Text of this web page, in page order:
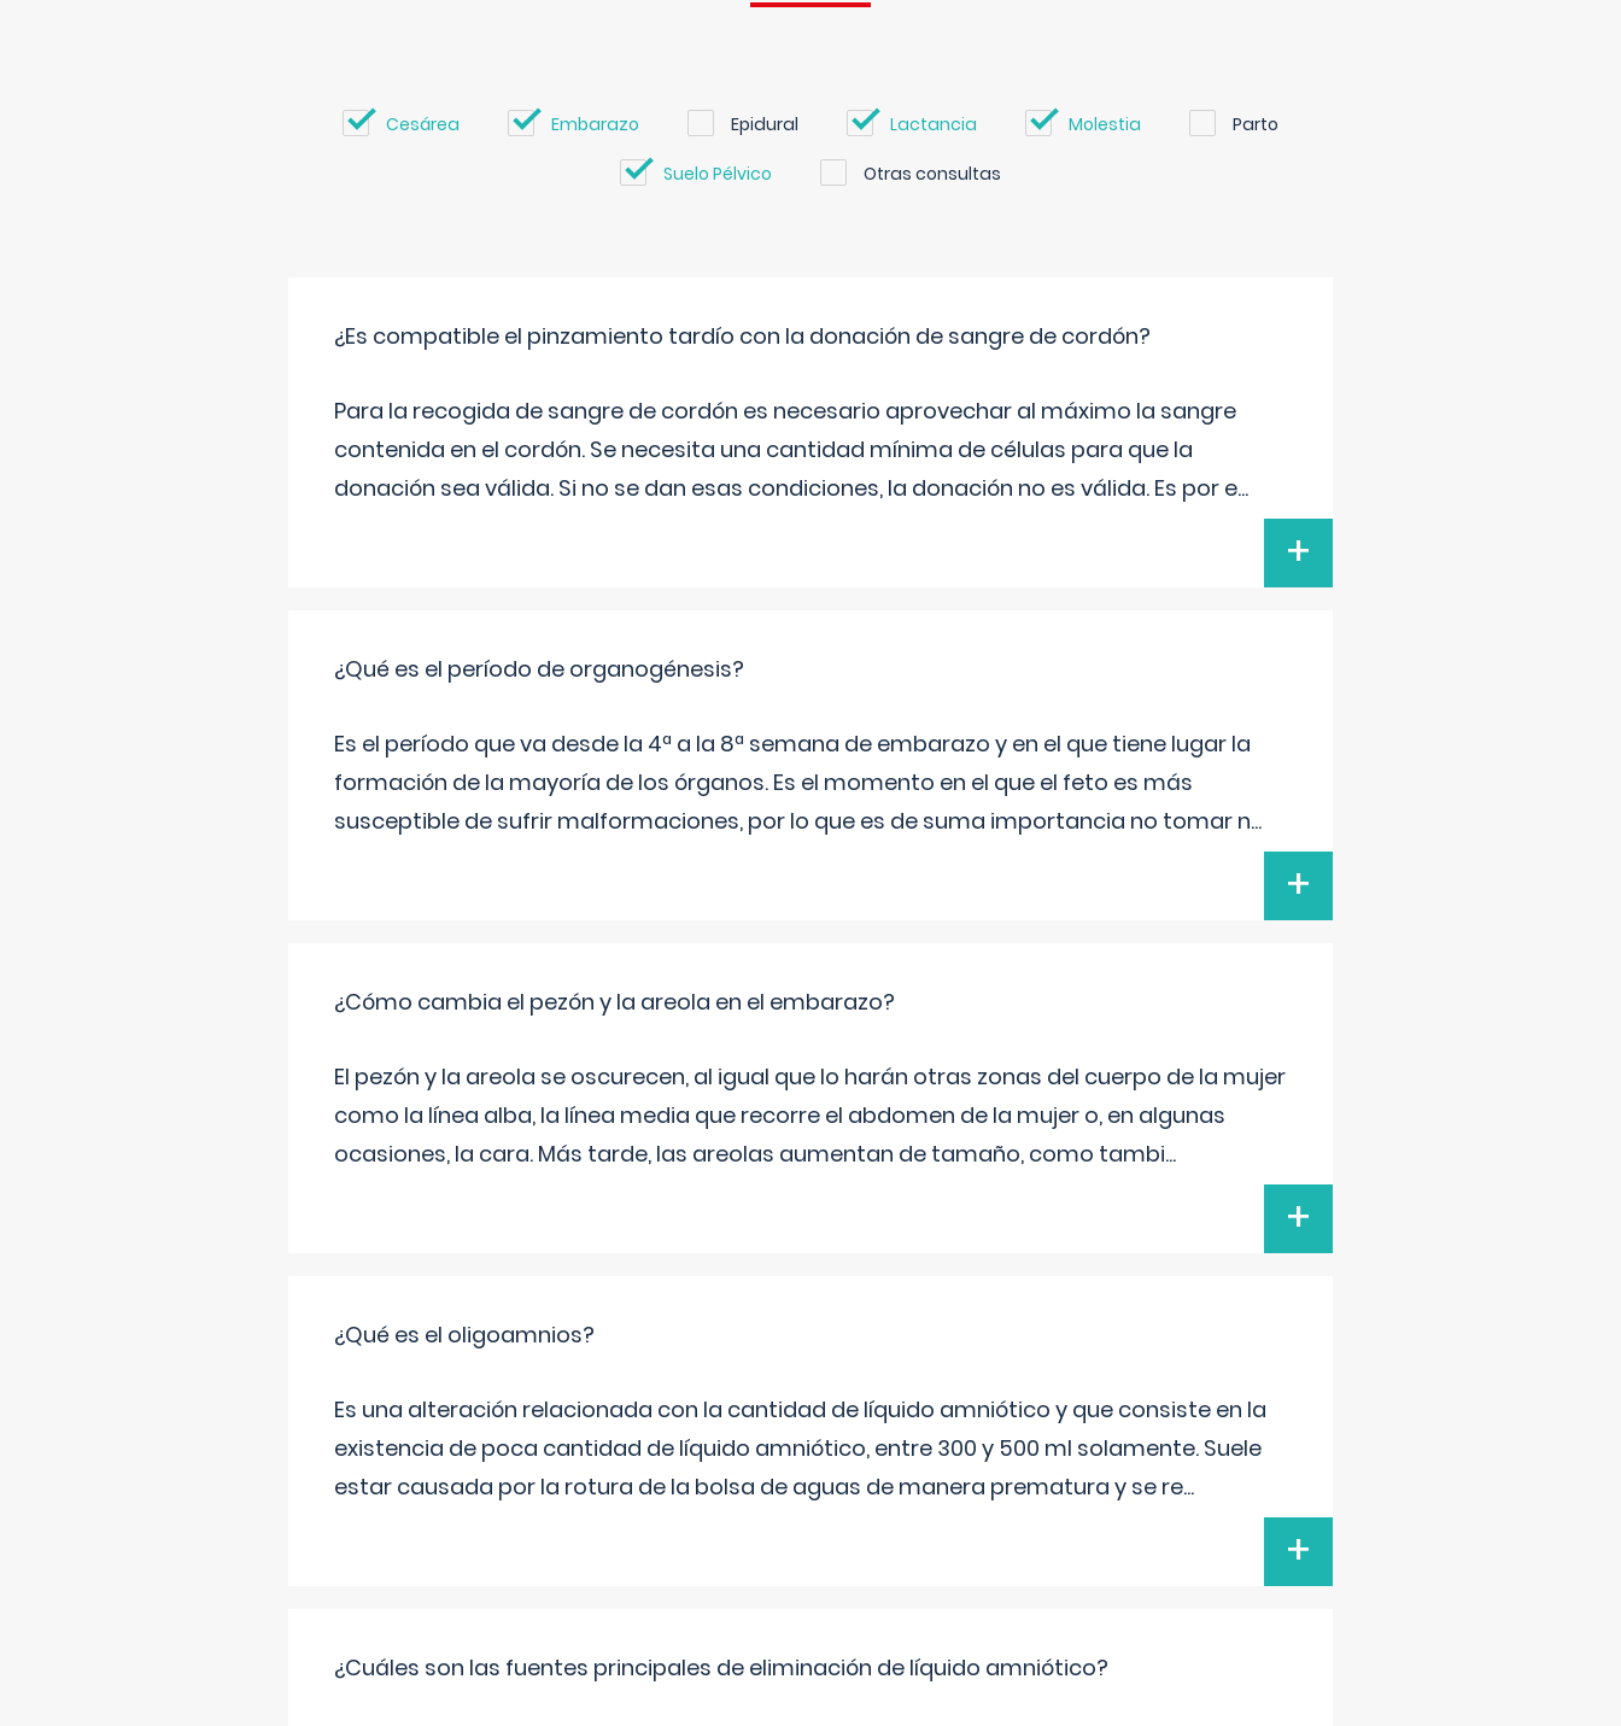
Cesárea Embarazo Epidural Lactancia Molestia Parto
Suelo Pélvico Otras consultas
¿Es compatible el pinzamiento tardío con la donación de sangre de cordón?
Para la recogida de sangre de cordón es necesario aprovechar al máximo la sangre
contenida en el cordón. Se necesita una cantidad mínima de células para que la
donación sea válida. Si no se dan esas condiciones, la donación no es válida. Es por e...
+
¿Qué es el período de organogénesis?
Es el período que va desde la 4ª a la 8ª semana de embarazo y en el que tiene lugar la
formación de la mayoría de los órganos. Es el momento en el que el feto es más
susceptible de sufrir malformaciones, por lo que es de suma importancia no tomar n...
+
¿Cómo cambia el pezón y la areola en el embarazo?
El pezón y la areola se oscurecen, al igual que lo harán otras zonas del cuerpo de la mujer
como la línea alba, la línea media que recorre el abdomen de la mujer o, en algunas
ocasiones, la cara. Más tarde, las areolas aumentan de tamaño, como tambi...
+
¿Qué es el oligoamnios?
Es una alteración relacionada con la cantidad de líquido amniótico y que consiste en la
existencia de poca cantidad de líquido amniótico, entre 300 y 500 ml solamente. Suele
estar causada por la rotura de la bolsa de aguas de manera prematura y se re...
+
¿Cuáles son las fuentes principales de eliminación de líquido amniótico?